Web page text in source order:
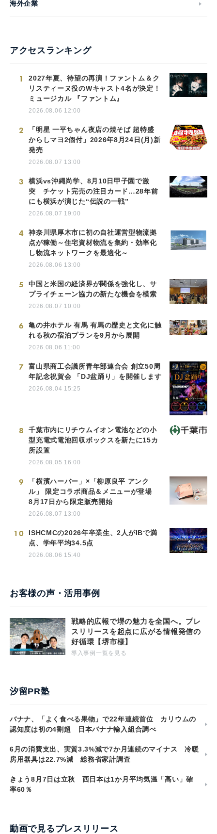
海外企業
アクセスランキング
1
2027年夏、待望の再演！ファントム＆ク
リスティーヌ役のWキャスト4名が決定！
ミュージカル 『ファントム』
2026.08.06 12:00
2
「明星 一平ちゃん夜店の焼そば 超特盛
からしマヨ2個付」2026年8月24日(月)新
発売
2026.08.07 13:00
3
横浜vs沖縄尚学、8月10日甲子園で激
突 チケット完売の注目カード…28年前
にも横浜が演じた“伝説の一戦”
2026.08.07 19:00
4
神奈川県厚木市に初の自社運営型物流拠
点が稼働～住宅資材物流を集約・効率化
し物流ネットワークを最適化～
2026.08.06 13:00
5
中国と米国の経済界が関係を強化し、サ
プライチェーン協力の新たな機会を模索
2026.08.07 10:00
6
亀の井ホテル 有馬 有馬の歴史と文化に触
れる秋の宿泊プランを9月から展開
2026.08.06 11:00
7
富山県商工会議所青年部連合会 創立50周
年記念祝賀会 「DJ盆踊り」を開催します
2026.08.04 15:25
8
千葉市内にリチウムイオン電池などの小
型充電式電池回収ボックスを新たに15カ
所設置
2026.08.05 16:00
9
「横濱ハーバー」×「柳原良平 アンク
ル」 限定コラボ商品＆メニューが登場
8月17日から限定販売開始
2026.08.07 13:00
10
ISHCMCの2026年卒業生、2人がIBで満
点、学年平均34.5点
2026.08.06 15:40
お客様の声・活用事例
戦略的広報で堺の魅力を全国へ。プレ
スリリースを起点に広がる情報発信の
好循環【堺市様】
導入事例一覧を見る
汐留PR塾
バナナ、「よく食べる果物」で22年連続首位 カリウムの
認知度は初の4割超 日本バナナ輸入組合調べ
6月の消費支出、実質3.3%減で7か月連続のマイナス 冷暖
房用器具は22.7%減 総務省家計調査
きょう8月7日は立秋 西日本は1か月平均気温「高い」確
率60％
動画で見るプレスリリース